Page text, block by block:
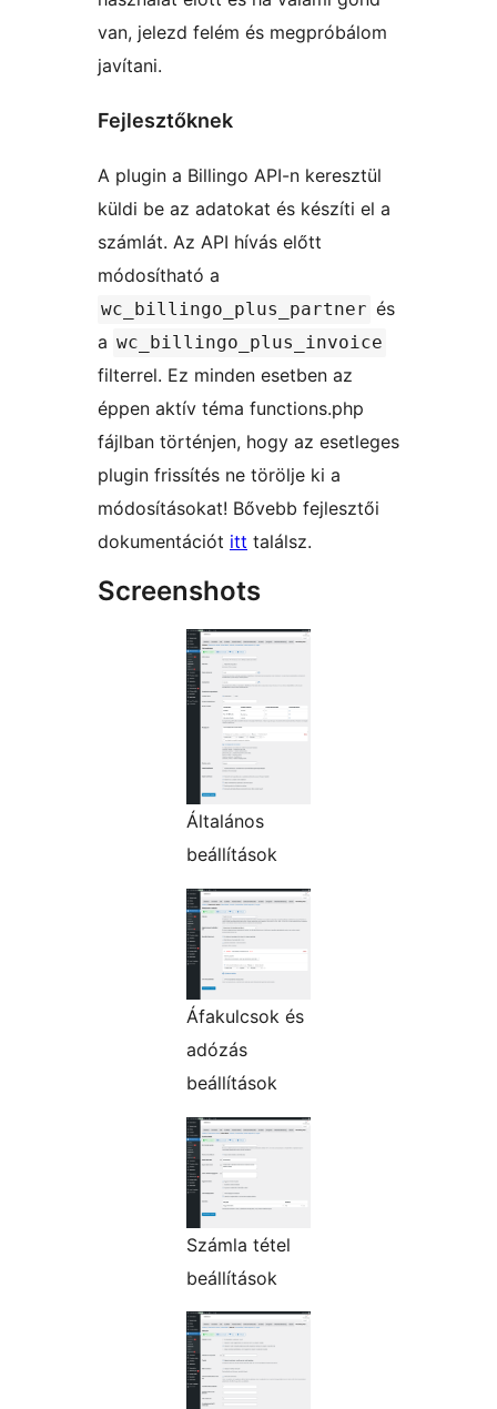
van, jelezd felém és megpróbálom
javítani.
Fejlesztőknek
A plugin a Billingo API-n keresztül
küldi be az adatokat és készíti el a
számlát. Az API hívás előtt
módosítható a
wc_billingo_plus_partner és
a wc_billingo_plus_invoice
filterrel. Ez minden esetben az
éppen aktív téma functions.php
fájlban történjen, hogy az esetleges
plugin frissítés ne törölje ki a
módosításokat! Bővebb fejlesztői
dokumentációt itt találsz.
Screenshots
Általános
beállítások
Áfakulcsok és
adózás
beállítások
Számla tétel
beállítások